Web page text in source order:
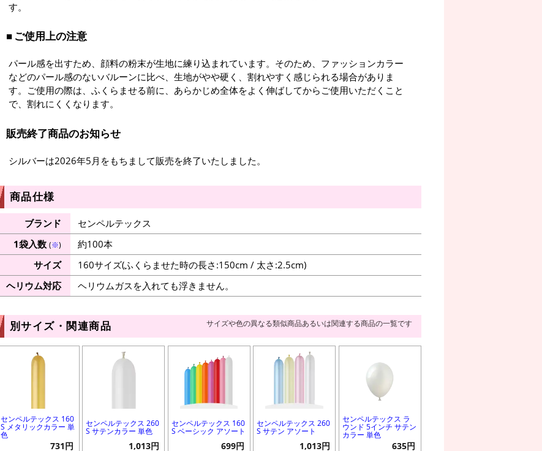
す。
ご使用上の注意
パール感を出すため、顔料の粉末が生地に練り込まれています。そのため、ファッションカラー
などのパール感のないバルーンに比べ、生地がやや硬く、割れやすく感じられる場合がありま
す。ご使用の際は、ふくらませる前に、あらかじめ全体をよく伸ばしてからご使用いただくこと
で、割れにくくなります。
販売終了商品のお知らせ
シルバーは2026年5月をもちまして販売を終了いたしました。
商品仕様
ブランド
センペルテックス
1袋入数 (※)
約100本
サイズ
160サイズ(ふくらませた時の長さ:150cm / 太さ:2.5cm)
ヘリウム対応
ヘリウムガスを入れても浮きません。
別サイズ・関連商品 サイズや色の異なる類似商品あるいは関連する商品の一覧です
センペルテックス 160
S メタリックカラー 単
色
731円
センペルテックス 260
S サテンカラー 単色
1,013円
センペルテックス 160
S ベーシック アソート
699円
センペルテックス 260
S サテン アソート
1,013円
センペルテックス ラ
ウンド 5インチ サテン
カラー 単色
635円